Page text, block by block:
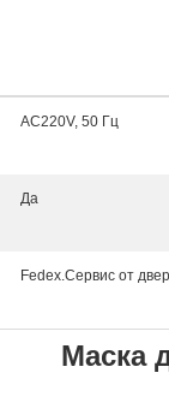
AC220V, 50 Гц
Да
Fedex.Сервис от
Маска